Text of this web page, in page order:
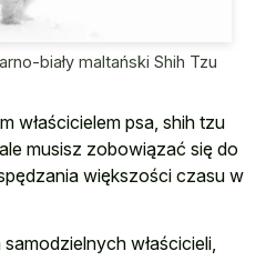
biały maltański Shih Tzu
właścicielem psa, shih tzu
musisz zobowiązać się do
większości czasu w
właścicieli,